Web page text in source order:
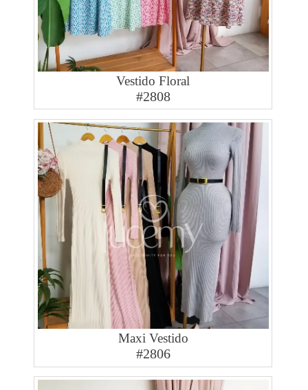
Vestido Floral
#2808
Maxi Vestido
#2806